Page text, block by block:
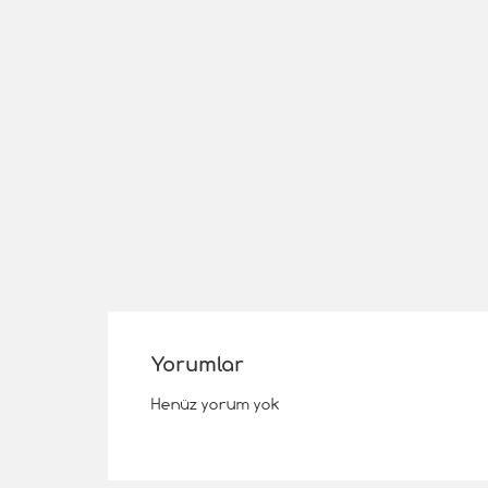
Yorumlar
Henüz yorum yok